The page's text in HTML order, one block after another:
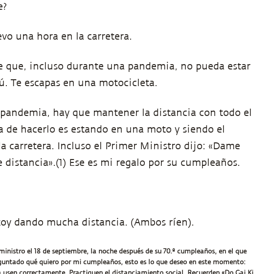
una hora en la carretera.
que, incluso durante una pandemia, no pueda estar
Te escapas en una motocicleta.
hay que mantener la distancia con todo el
de hacerlo es estando en una moto y siendo el
carretera. Incluso el Primer Ministro dijo: «Dame
Ese es mi regalo por su cumpleaños.
dando mucha distancia. (Ambos ríen).
el 18 de septiembre, la noche después de su 70.º cumpleaños, en el que
qué quiero por mi cumpleaños, esto es lo que deseo en este momento: